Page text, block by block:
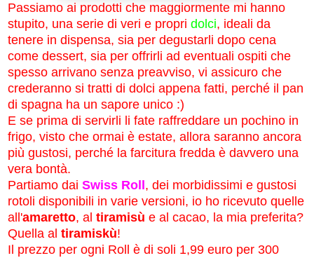
Passiamo ai prodotti che maggiormente mi hanno
stupito, una serie di veri e propri dolci, ideali da
tenere in dispensa, sia per degustarli dopo cena
come dessert, sia per offrirli ad eventuali ospiti che
spesso arrivano senza preavviso, vi assicuro che
crederanno si tratti di dolci appena fatti, perché il pan
di spagna ha un sapore unico :)
E se prima di servirli li fate raffreddare un pochino in
frigo, visto che ormai è estate, allora saranno ancora
più gustosi, perché la farcitura fredda è davvero una
vera bontà.
Partiamo dai Swiss Roll , dei morbidissimi e gustosi
rotoli disponibili in varie versioni, io ho ricevuto quelle
all'amaretto, al tiramisù e al cacao, la mia preferita?
Quella al tiramiskù!
Il prezzo per ogni Roll è di soli 1,99 euro per 300